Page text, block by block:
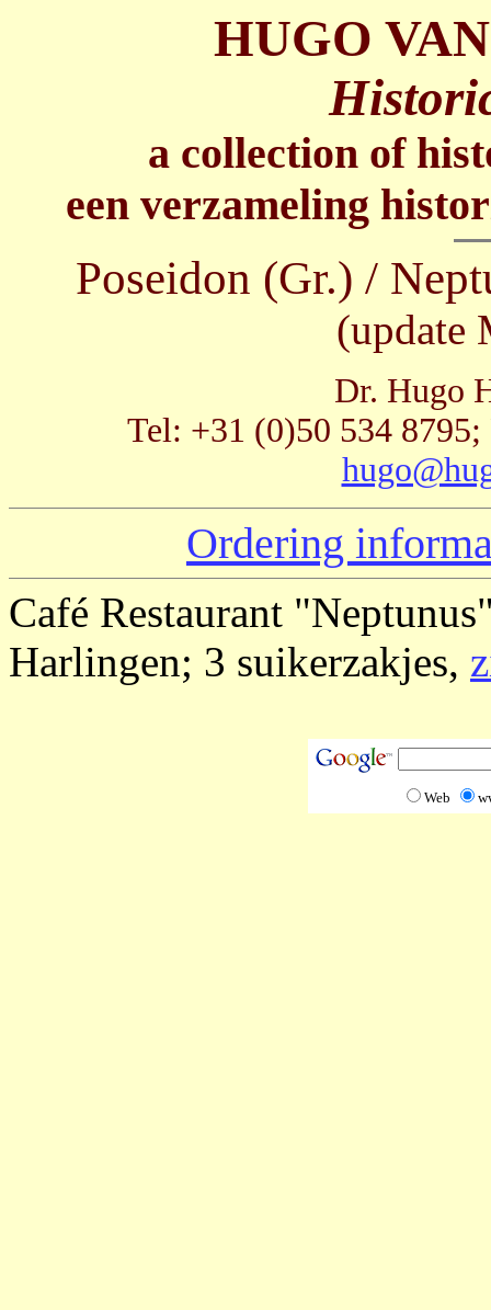
HUGO
a collection of
een verzameling
Poseidon (Gr.) /
(update
Dr. Hugo
Tel: +31 (0)50 534
Ordering
Café Restaurant
Harlingen; 3 suikerzakjes,
Web